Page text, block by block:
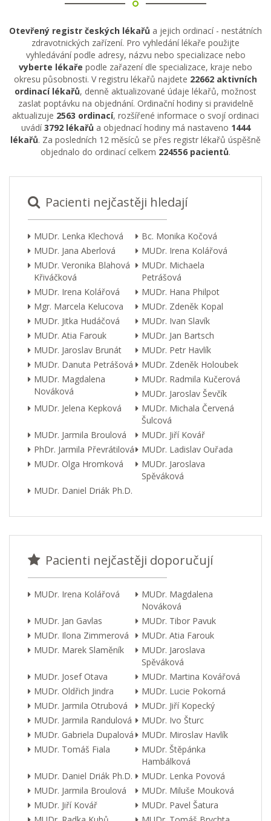
Otevřený registr českých lékařů a jejich ordinací - nestátních
zdravotnických zařízení. Pro vyhledání lékaře použijte
vyhledávání podle adresy, názvu nebo specializace nebo
vyberte lékaře podle zařazení dle specializace, kraje nebo
okresu působnosti. V registru lékařů najdete 22662 aktivních
ordinací lékařů, denně aktualizované údaje lékařů, možnost
zaslat poptávku na objednání. Ordinační hodiny si pravidelně
aktualizuje 2563 ordinací, rozšířené informace o svojí ordinaci
uvádí3792 lékařů a objednací hodiny má nastaveno 1444
lékařů. Za posledních 12 měsíců se přes registr lékařů úspěšně
objednalo do ordinací celkem 224556 pacientů.
Pacienti nejčastěji hledají
MUDr. Lenka Klechová
Bc. Monika Kočová
MUDr. Jana Aberlová
MUDr. Irena Kolářová
MUDr. Veronika Blahová
Křiváčková
MUDr. Michaela
Petrášová
MUDr. Irena Kolářová
MUDr. Hana Philpot
Mgr. Marcela Kelucova
MUDr. Zdeněk Kopal
MUDr. Jitka Hudáčová
MUDr. Ivan Slavík
MUDr. Atia Farouk
MUDr. Jan Bartsch
MUDr. Jaroslav Brunát
MUDr. Petr Havlík
MUDr. Danuta Petrášová
MUDr. Zdeněk Holoubek
MUDr. Magdalena
Nováková
MUDr. Radmila Kučerová
MUDr. Jaroslav Ševčík
MUDr. Jelena Kepková
MUDr. Michala Červená
Šulcová
MUDr. Jarmila Broulová
MUDr. Jiří Kovář
PhDr. Jarmila Převrátilová
MUDr. Ladislav Ouřada
MUDr. Olga Hromková
MUDr. Jaroslava
Spěváková
MUDr. Daniel Driák Ph.D.
Pacienti nejčastěji doporučují
MUDr. Irena Kolářová
MUDr. Magdalena
Nováková
MUDr. Jan Gavlas
MUDr. Tibor Pavuk
MUDr. Ilona Zimmerová
MUDr. Atia Farouk
MUDr. Marek Slaměník
MUDr. Jaroslava
Spěváková
MUDr. Josef Otava
MUDr. Martina Kovářová
MUDr. Oldřich Jindra
MUDr. Lucie Pokorná
MUDr. Jarmila Otrubová
MUDr. Jiří Kopecký
MUDr. Jarmila Randulová
MUDr. Ivo Šturc
MUDr. Gabriela Dupalová
MUDr. Miroslav Havlík
MUDr. Tomáš Fiala
MUDr. Štěpánka
Hambálková
MUDr. Daniel Driák Ph.D.
MUDr. Lenka Povová
MUDr. Jarmila Broulová
MUDr. Miluše Mouková
MUDr. Jiří Kovář
MUDr. Pavel Šatura